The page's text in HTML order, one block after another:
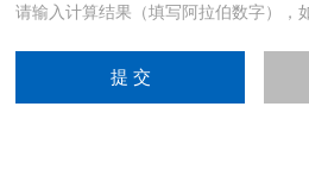
请输入计算结果（填写阿拉伯数字），